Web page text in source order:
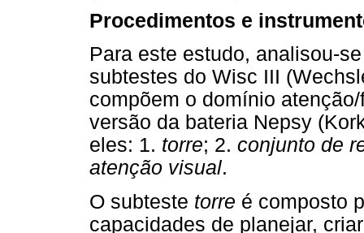
Procedimentos e
Para este estudo, analisou-
subtestes do Wisc III
compõem o domínio
versão da bateria Nepsy
eles: 1. torre; 2. conjunto de
atenção visual.
O subteste torre é composto
capacidades de planejar,